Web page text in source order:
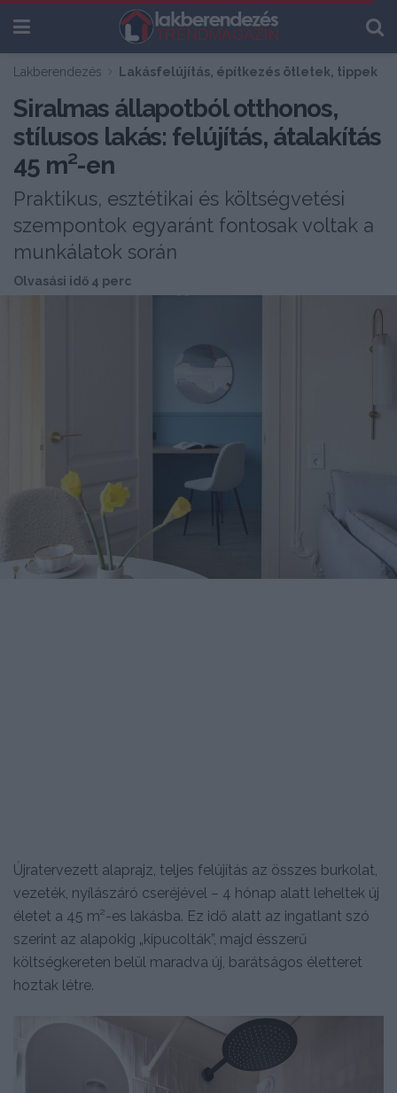
Lakberendezés Lakásfelújítás, építkezés ötletek, tippek
Siralmas állapotból otthonos,
stílusos lakás: felújítás, átalakítás
45 m²-en
Praktikus, esztétikai és költségvetési
szempontok egyaránt fontosak voltak a
munkálatok során
Olvasási idő 4 perc
Újratervezett alaprajz, teljes felújítás az összes burkolat,
vezeték, nyílászáró cseréjével – 4 hónap alatt leheltek új
életet a 45 m²-es lakásba. Ez idő alatt az ingatlant szó
szerint az alapokig „kipucolták”, majd ésszerű
költségkereten belül maradva új, barátságos életteret
hoztak létre.